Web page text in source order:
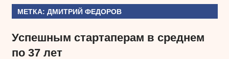
МЕТКА: ДМИТРИЙ ФЕДОРОВ
Успешным стартаперам в среднем
по 37 лет